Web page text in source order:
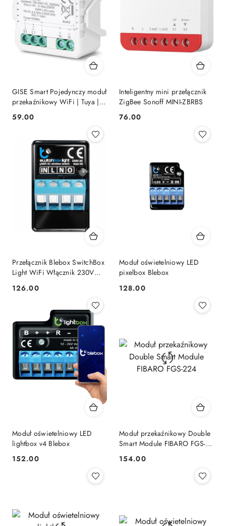
GISE Smart Pojedynczy moduł
przekaźnikowy WiFi | Tuya |
GSS-WF
Cena:
59.00
Inteligentny mini przełącznik
ZigBee Sonoff MINI-ZBRBS
Cena:
76.00
Przełącznik Blebox SwitchBox
Light WiFi Włącznik 230V
Cena:
126.00
Moduł oświetelniowy LED
pixelbox Blebox
Cena:
128.00
Moduł oświetelniowy LED
lightbox v4 Blebox
Cena:
152.00
Moduł przekaźnikowy Double
Smart Module FIBARO FGS-
Cena:
154.00